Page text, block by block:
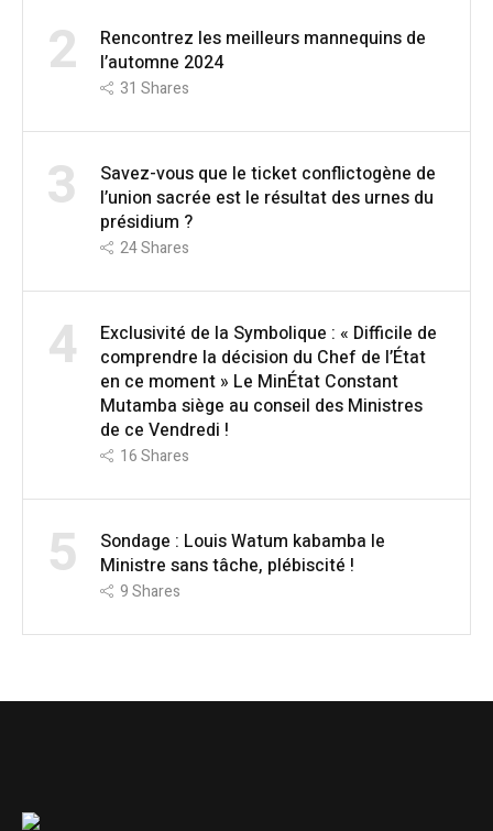
2
Rencontrez les meilleurs mannequins de
l’automne 2024
31 Shares
3
Savez-vous que le ticket conflictogène de
l’union sacrée est le résultat des urnes du
présidium ?
24Shares
4
Exclusivité de la Symbolique : « Difficile de
comprendre la décision du Chef de l’État
en ce moment » Le MinÉtat Constant
Mutamba siège au conseil des Ministres
de ce Vendredi !
16Shares
5
Sondage : Louis Watum kabamba le
Ministre sans tâche, plébiscité !
9Shares